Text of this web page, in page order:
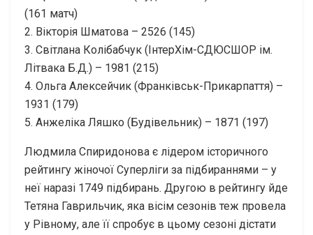
(161 матч)
2. Вікторія Шматова – 2526 (145)
3. Світлана Колібабчук (ІнтерХім-СДЮСШОР ім.
Літвака Б.Д.) – 1981 (215)
4. Ольга Алексейчик (Франківськ-Прикарпаття) –
1931 (179)
5. Анжеліка Ляшко (Будівельник) – 1871 (197)
Людмила Спиридонова є лідером історичного
рейтингу жіночої Суперліги за підбираннями – у
неї наразі 1749 підбирань. Другою в рейтингу йде
Тетяна Гаврильчик, яка вісім сезонів теж провела
у Рівному, але її спробує в цьому сезоні дістати